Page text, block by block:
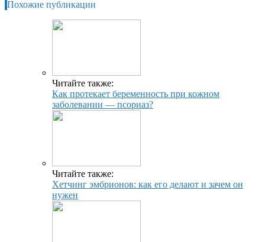
Похожие публикации
Читайте также:
Как протекает беременность при кожном
заболевании — псориаз?
Читайте также:
Хетчинг эмбрионов: как его делают и зачем он
нужен